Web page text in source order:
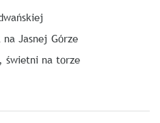
na Jasnej Górze
świetni na torze